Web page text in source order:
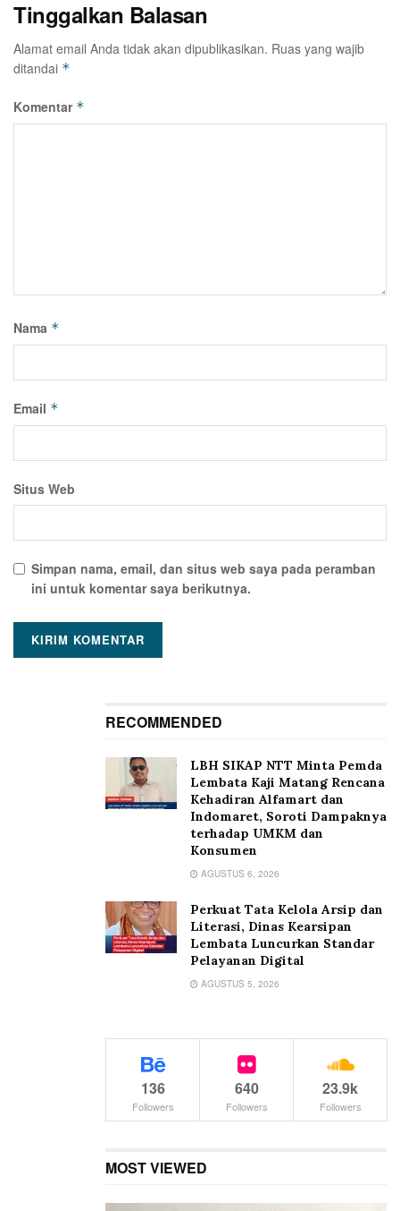
Tinggalkan Balasan
Alamat email Anda tidak akan dipublikasikan. Ruas yang wajib
ditandai *
Komentar *
Nama *
Email *
Situs Web
Simpan nama, email, dan situs web saya pada peramban
ini untuk komentar saya berikutnya.
RECOMMENDED
LBH SIKAP NTT Minta Pemda
Lembata Kaji Matang Rencana
Kehadiran Alfamart dan
Indomaret, Soroti Dampaknya
terhadap UMKM dan
Konsumen
AGUSTUS 6, 2026
Perkuat Tata Kelola Arsip dan
Literasi, Dinas Kearsipan
Lembata Luncurkan Standar
Pelayanan Digital
AGUSTUS 5, 2026
136
Followers
640
Followers
23.9k
Followers
MOST VIEWED